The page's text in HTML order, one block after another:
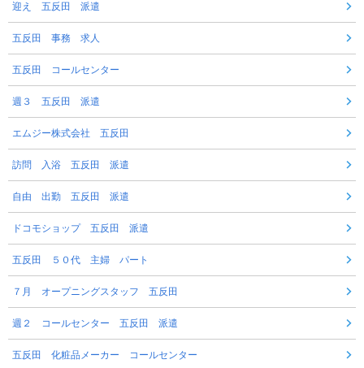
迎え 五反田 派遣
五反田 事務 求人
五反田 コールセンター
週３ 五反田 派遣
エムジー株式会社 五反田
訪問 入浴 五反田 派遣
自由 出勤 五反田 派遣
ドコモショップ 五反田 派遣
五反田 ５０代 主婦 パート
７月 オープニングスタッフ 五反田
週２ コールセンター 五反田 派遣
五反田 化粧品メーカー コールセンター